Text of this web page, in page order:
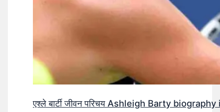
एश्ले बार्टी जीवन परिचय Ashleigh Barty